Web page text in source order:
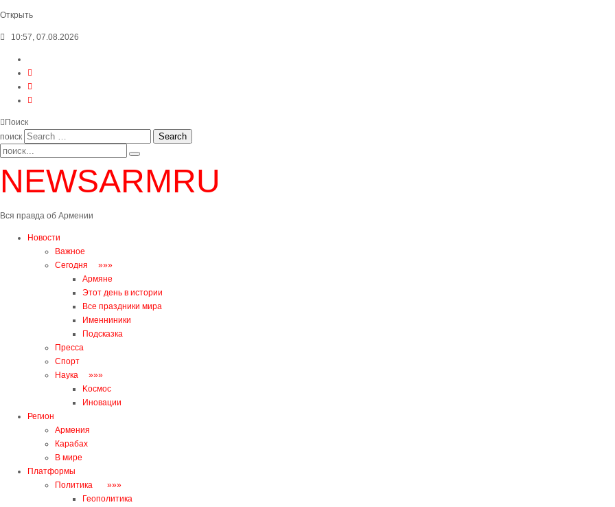
Открыть
10:57, 07.08.2026
Поиск
поиск
NEWSARMRU
Вся правда об Армении
Новости
Важное
Сегодня »»»
Армяне
Этот день в истории
Все праздники мира
Именниники
Подсказка
Пресса
Спорт
Наука »»»
Kосмос
Иновации
Регион
Армения
Карабах
В мире
Платформы
Политика »»»
Геополитика